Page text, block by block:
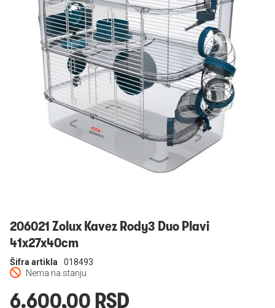
Prijavi se
206021 Zolux Kavez Rody3 Duo Plavi
41x27x40cm
Nema na stanju
Šifra artikla 018493
6.600,00 RSD